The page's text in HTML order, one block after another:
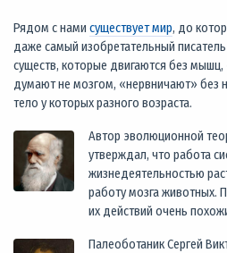
Рядом с нами существует мир, до
даже самый изобретательный
существ, которые двигаются без
думают не мозгом, «нервничают» без
тело у которых разного возраста.
Автор эволюционной
утверждал, что работа
жизнедеятельностью
работу мозга животных.
их действий очень
Палеоботаник Сергей